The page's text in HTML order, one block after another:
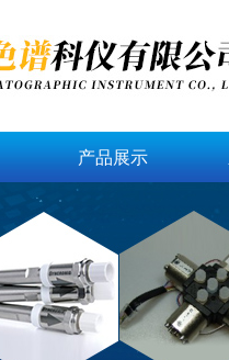
产品展示